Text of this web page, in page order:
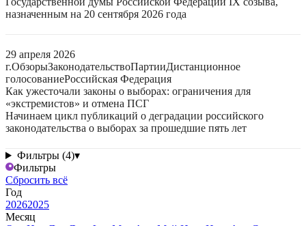
назначенным на 20 сентября 2026 года
29 апреля 2026
г.ОбзорыЗаконодательствоПартииДистанционное
голосованиеРоссийская Федерация
Как ужесточали законы о выборах: ограничения для
«экстремистов» и отмена ПСГ
Начинаем цикл публикаций о деградации российского
законодательства о выборах за прошедшие пять лет
Фильтры (4)▾
Фильтры
Сбросить всё
Год
20262025
Месяц